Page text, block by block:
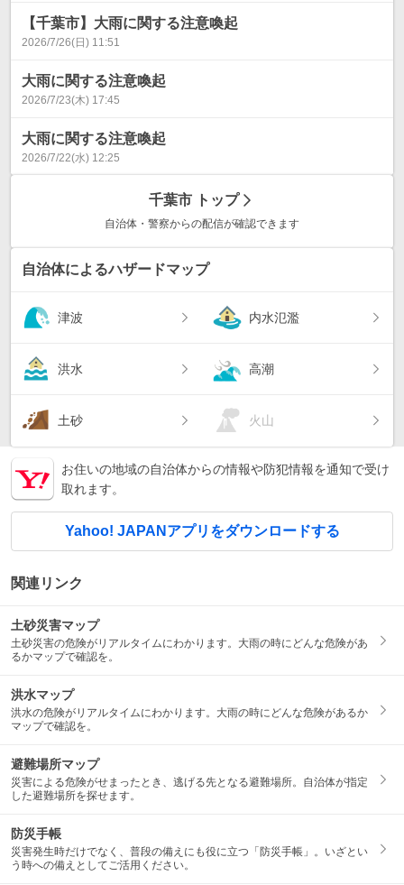
【千葉市】大雨に関する注意喚起
2026/7/26(日) 11:51
大雨に関する注意喚起
2026/7/23(木) 17:45
大雨に関する注意喚起
2026/7/22(水) 12:25
千葉市 トップ
自治体・警察からの配信が確認できます
自治体によるハザードマップ
津波 内水氾濫
洪水 高潮
土砂 火山
お住いの地域の自治体からの情報や防犯情報を通知で受け
取れます。
Yahoo! JAPANアプリをダウンロードする
関連リンク
土砂災害マップ
土砂災害の危険がリアルタイムにわかります。大雨の時にどんな危険があ
るかマップで確認を。
洪水マップ
洪水の危険がリアルタイムにわかります。大雨の時にどんな危険があるか
マップで確認を。
避難場所マップ
災害による危険がせまったとき、逃げる先となる避難場所。自治体が指定
した避難場所を探せます。
防災手帳
災害発生時だけでなく、普段の備えにも役に立つ「防災手帳」。いざとい
う時への備えとしてご活用ください。